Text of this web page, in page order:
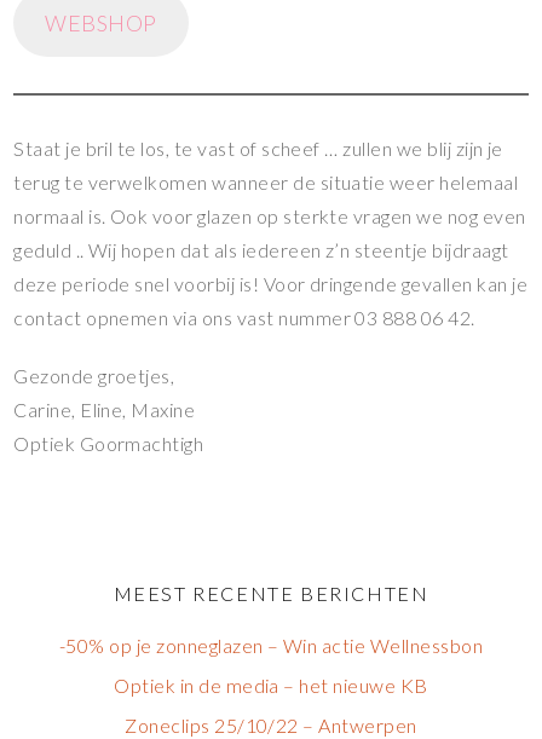
WEBSHOP
Staat je bril te los, te vast of scheef … zullen we blij zijn je
terug te verwelkomen wanneer de situatie weer helemaal
normaal is. Ook voor glazen op sterkte vragen we nog even
geduld .. Wij hopen dat als iedereen z’n steentje bijdraagt
deze periode snel voorbij is! Voor dringende gevallen kan je
contact opnemen via ons vast nummer 03 888 06 42.
Gezonde groetjes,
Carine, Eline, Maxine
Optiek Goormachtigh
MEEST RECENTE BERICHTEN
-50% op je zonneglazen – Win actie Wellnessbon
Optiek in de media – het nieuwe KB
Zoneclips 25/10/22 – Antwerpen